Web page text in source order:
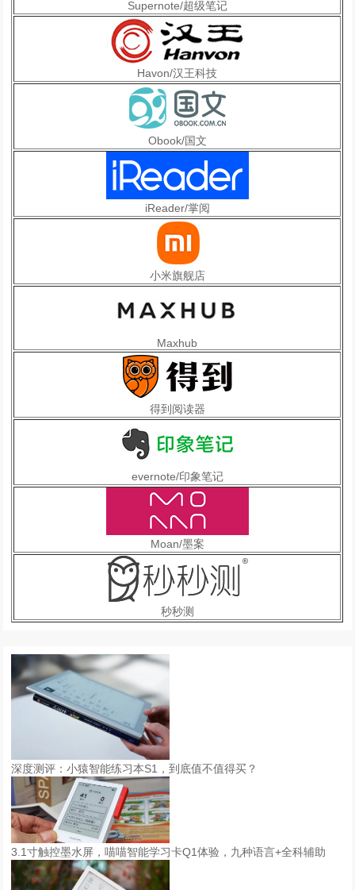
Supernote/超级笔记
Havon/汉王科技
Obook/国文
iReader/掌阅
小米旗舰店
Maxhub
得到阅读器
evernote/印象笔记
Moan/墨案
秒秒测
深度测评：小猿智能练习本S1，到底值不值得买？
3.1寸触控墨水屏，喵喵智能学习卡Q1体验，九种语言+全科辅助